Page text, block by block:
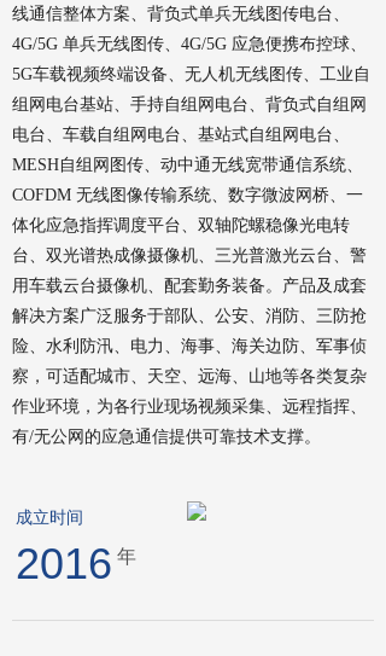
2016
线通信整体方案、背负式单兵无线图传电台、
4G/5G 单兵无线图传、4G/5G 应急便携布控球、
5G车载视频终端设备、无人机无线图传、工业自
组网电台基站、手持自组网电台、背负式自组网
电台、车载自组网电台、基站式自组网电台、
MESH自组网图传、动中通无线宽带通信系统、
COFDM 无线图像传输系统、数字微波网桥、一
体化应急指挥调度平台、双轴陀螺稳像光电转
台、双光谱热成像摄像机、三光普激光云台、警
用车载云台摄像机、配套勤务装备。产品及成套
解决方案广泛服务于部队、公安、消防、三防抢
险、水利防汛、电力、海事、海关边防、军事侦
察，可适配城市、天空、远海、山地等各类复杂
作业环境，为各行业现场视频采集、远程指挥、
有/无公网的应急通信提供可靠技术支撑。
成立时间
年